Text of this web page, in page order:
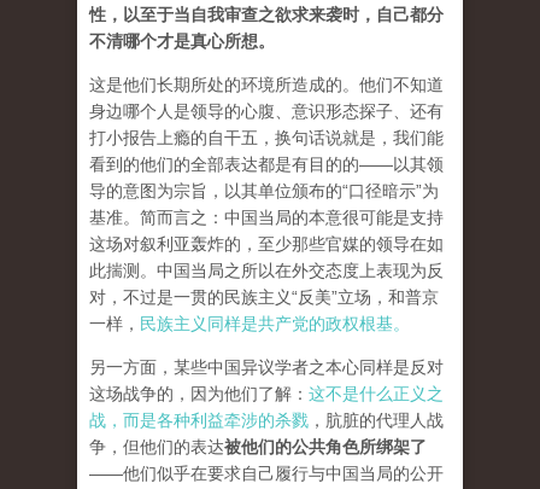
性，以至于当自我审查之欲求来袭时，自己都分
不清哪个才是真心所想。
这是他们长期所处的环境所造成的。他们不知道
身边哪个人是领导的心腹、意识形态探子、还有
打小报告上瘾的自干五，换句话说就是，我们能
看到的他们的全部表达都是有目的的——以其领
导的意图为宗旨，以其单位颁布的“口径暗示”为
基准。简而言之：中国当局的本意很可能是支持
这场对叙利亚轰炸的，至少那些官媒的领导在如
此揣测。中国当局之所以在外交态度上表现为反
对，不过是一贯的民族主义“反美”立场，和普京
一样， 民族主义同样是共产党的政权根基。
另一方面，某些中国异议学者之本心同样是反对
这场战争的，因为他们了解： 这不是什么正义之
战，而是各种利益牵涉的杀戮 ，肮脏的代理人战
争，但他们的表达被他们的公共角色所绑架了
——他们似乎在要求自己履行与中国当局的公开